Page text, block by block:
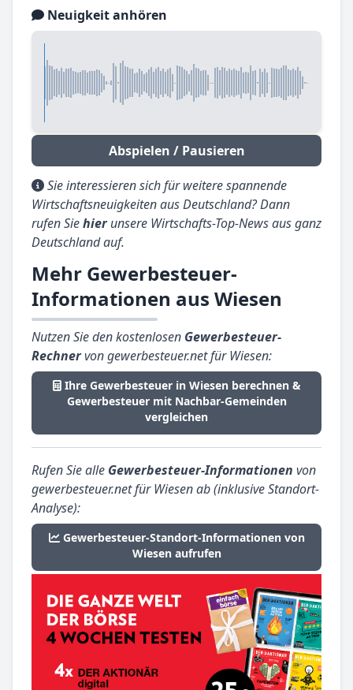
Neuigkeit anhören
Abspielen / Pausieren
Sie interessieren sich für weitere spannende
Wirtschaftsneuigkeiten aus Deutschland? Dann
rufen Siehierunsere Wirtschafts-Top-News aus ganz
Deutschland auf.
Mehr Gewerbesteuer-
Informationen aus Wiesen
Nutzen Sie den kostenlosen Gewerbesteuer-
Rechnervon gewerbesteuer.net für Wiesen:
Ihre Gewerbesteuer in Wiesen berechnen &
Gewerbesteuer mit Nachbar-Gemeinden
vergleichen
Rufen Sie alle Gewerbesteuer-Informationen von
gewerbesteuer.net für Wiesen ab (inklusive Standort-
Analyse):
Gewerbesteuer-Standort-Informationen von
Wiesen aufrufen